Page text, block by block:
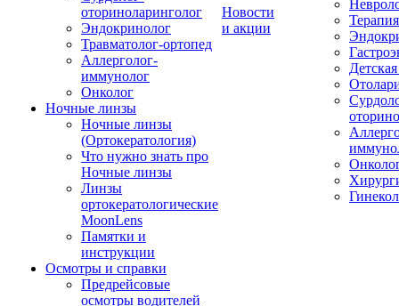
оториноларинголог
Эндокринолог
Травматолог-ортопед
Аллерголог-
иммунолог
Онколог
Ночные линзы
Ночные линзы
(Ортокератология)
Что нужно знать про
Ночные линзы
Линзы
ортокератологические
MoonLens
Памятки и
инструкции
Осмотры и справки
Предрейсовые
осмотры водителей
Новости
и акции
Терапия